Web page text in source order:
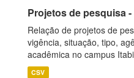
Projetos de pesquisa
Relação de projetos de
vigência, situação, tipo,
acadêmica no campus
CSV